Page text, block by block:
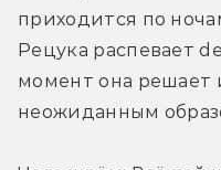
приходится по
Рецука распевает
момент она решает
неожиданным